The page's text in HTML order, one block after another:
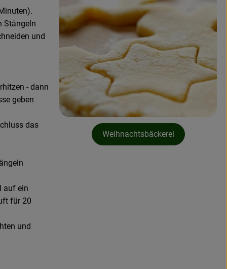
Stängeln
und
- dann
geben
das
auf ein
für 20
und
Weihnachtsbäckerei